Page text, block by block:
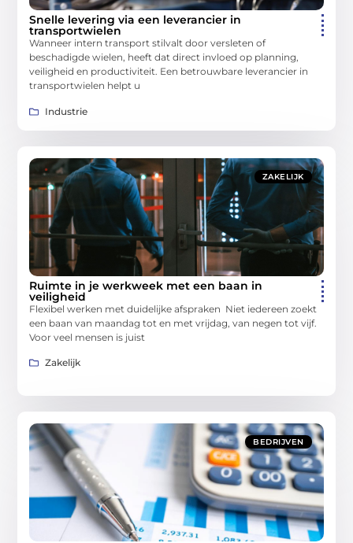
Snelle levering via een leverancier in
transportwielen
Wanneer intern transport stilvalt door versleten of
beschadigde wielen, heeft dat direct invloed op planning,
veiligheid en productiviteit. Een betrouwbare leverancier in
transportwielen helpt u
Industrie
ZAKELIJK
Ruimte in je werkweek met een baan in
veiligheid
Flexibel werken met duidelijke afspraken Niet iedereen zoekt
een baan van maandag tot en met vrijdag, van negen tot vijf.
Voor veel mensen is juist
Zakelijk
BEDRIJVEN